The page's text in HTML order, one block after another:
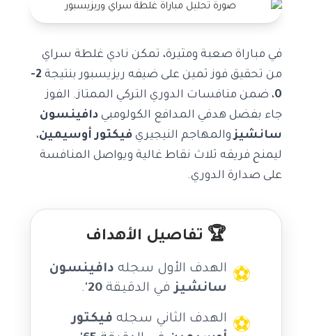
في مباراة صعبة ومثيرة، تمكن نادي غلطة سراي
من تحقيق فوز ثمين على ضيفه ريزيسبور بنتيجة
2-
0، ضمن منافسات الدوري التركي الممتاز. الفوز
جاء بفضل هدفي المدافع الكولومبي دافينسون
سانشيزوالمهاجم النيجيري فيكتور أوسيمين،
ليمنح فريقه ثلاث نقاط غالية ويواصل المنافسة
على صدارة الدوري.
🏆 تفاصيل الأهداف
⚽ الهدف الأول سجله دافينسون
سانشيزفي الدقيقة 20'
.
⚽ الهدف الثاني سجله فيكتور